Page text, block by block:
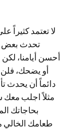
تحدث بعض
أحسن أيامنا،
أو يضحك،
دائماً أن يحدث
مثلاً اجلب معك
بحاجاتك
طعامك الخالي